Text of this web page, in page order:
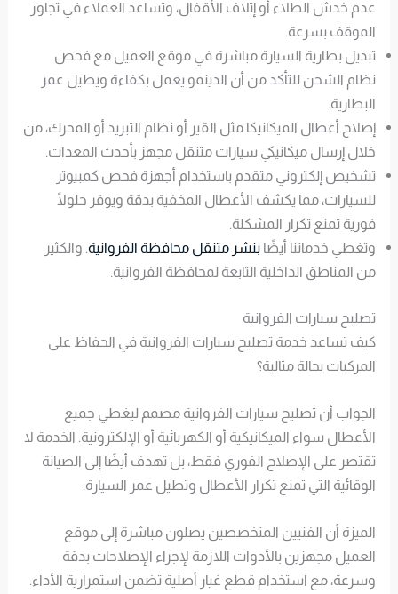
عدم خدش الطلاء أو إتلاف الأقفال، وتساعد العملاء في تجاوز
الموقف بسرعة.
تبديل بطارية السيارة مباشرة في موقع العميل مع فحص
نظام الشحن للتأكد من أن الدينمو يعمل بكفاءة ويطيل عمر
البطارية.
إصلاح أعطال الميكانيكا مثل القير أو نظام التبريد أو المحرك، من
خلال إرسال ميكانيكي سيارات متنقل مجهز بأحدث المعدات.
تشخيص إلكتروني متقدم باستخدام أجهزة فحص كمبيوتر
للسيارات، مما يكشف الأعطال المخفية بدقة ويوفر حلولًا
فورية تمنع تكرار المشكلة.
وتغطي خدماتنا أيضًابنشر متنقل محافظة الفروانية. والكثير
من المناطق الداخلية التابعة لمحافظة الفروانية.
تصليح سيارات الفروانية
كيف تساعد خدمة تصليح سيارات الفروانية في الحفاظ على
المركبات بحالة مثالية؟
الجواب أن تصليح سيارات الفروانية مصمم ليغطي جميع
الأعطال سواء الميكانيكية أو الكهربائية أو الإلكترونية. الخدمة لا
تقتصر على الإصلاح الفوري فقط، بل تهدف أيضًا إلى الصيانة
الوقائية التي تمنع تكرار الأعطال وتطيل عمر السيارة.
الميزة أن الفنيين المتخصصين يصلون مباشرة إلى موقع
العميل مجهزين بالأدوات اللازمة لإجراء الإصلاحات بدقة
وسرعة، مع استخدام قطع غيار أصلية تضمن استمرارية الأداء.